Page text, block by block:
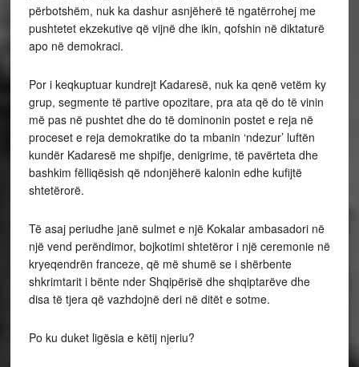
përbotshëm, nuk ka dashur asnjëherë të ngatërrohej me
pushtetet ekzekutive që vijnë dhe ikin, qofshin në diktaturë
apo në demokraci.
Por i keqkuptuar kundrejt Kadaresë, nuk ka qenë vetëm ky
grup, segmente të partive opozitare, pra ata që do të vinin
më pas në pushtet dhe do të dominonin postet e reja në
proceset e reja demokratike do ta mbanin ‘ndezur’ luftën
kundër Kadaresë me shpifje, denigrime, të pavërteta dhe
bashkim fëlliqësish që ndonjëherë kalonin edhe kufijtë
shtetërorë.
Të asaj periudhe janë sulmet e një Kokalar ambasadori në
një vend perëndimor, bojkotimi shtetëror i një ceremonie në
kryeqendrën franceze, që më shumë se i shërbente
shkrimtarit i bënte nder Shqipërisë dhe shqiptarëve dhe
disa të tjera që vazhdojnë deri në ditët e sotme.
Po ku duket ligësia e këtij njeriu?